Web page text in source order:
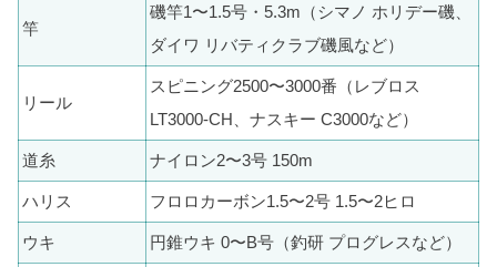
竿
磯竿1〜1.5号・5.3m（シマノ ホリデー磯、
ダイワ リバティクラブ磯風など）
リール
スピニング2500〜3000番（レブロス
LT3000-CH、ナスキー C3000など）
道糸 ナイロン2〜3号 150m
ハリス フロロカーボン1.5〜2号 1.5〜2ヒロ
ウキ 円錐ウキ 0〜B号（釣研 プログレスなど）